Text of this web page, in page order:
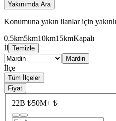
Yakınımda Ara
Konumuna yakın ilanlar için
0.5km5km10km15kmKapalı
İl Temizle
Mardin
İlçe
Tüm İlçeler
Fiyat
22B ₺50M+ ₺